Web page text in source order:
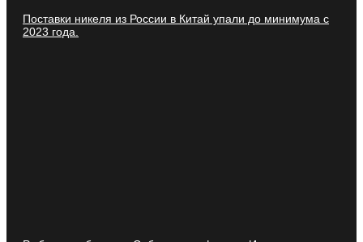
Поставки никеля из России в Китай упали до минимума с
2023 года.